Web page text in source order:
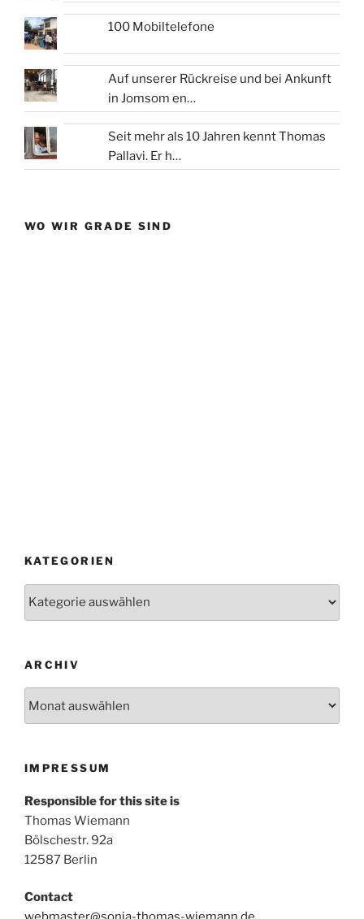
100 Mobiltelefone
Auf unserer Rückreise und bei Ankunft
in Jomsom en…
Seit mehr als 10 Jahren kennt Thomas
Pallavi. Er h…
WO WIR GRADE SIND
KATEGORIEN
ARCHIV
IMPRESSUM
Responsible for this site is
Thomas Wiemann
Bölschestr. 92a
12587 Berlin
Contact